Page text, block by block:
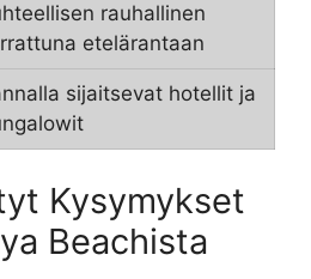
rauhallinen
etelärantaan
sijaitsevat hotellit ja
Kysymykset
Beachista